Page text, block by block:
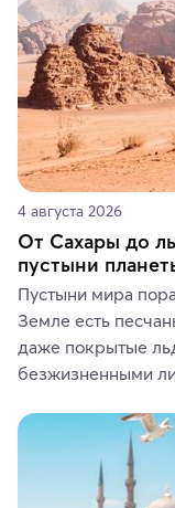
4 августа 2026
От Сахары до
пустыни
Пустыни мира
Земле есть
даже покрытые
безжизненными
животные и
ярких